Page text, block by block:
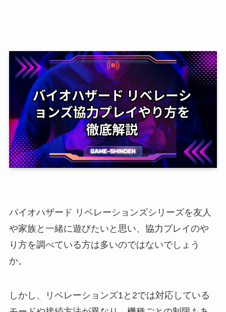
バイオハザード リベレーションズシリーズを友人
や家族と一緒に遊びたいと思い、協力プレイのや
り方を調べている方は多いのではないでしょう
か。
しかし、リベレーションズ1と2では対応している